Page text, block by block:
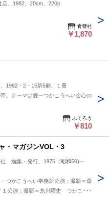
、1982、20cm、220p
青聲社
￥1,870
1982・2・15第5刷、１冊
。テーマは愛ーつかこうへい会心の
ふくろう
￥810
・マガジンVOL・3
社 編集・発行、1975（昭和50)一
かこうへい事務所公演：撮影＝斎
公演：撮影＝糸川燿史 つかこう